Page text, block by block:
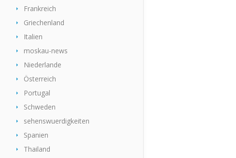
Frankreich
Griechenland
Italien
moskau-news
Niederlande
Österreich
Portugal
Schweden
sehenswuerdigkeiten
Spanien
Thailand